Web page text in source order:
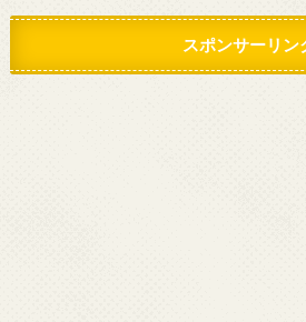
スポンサーリン